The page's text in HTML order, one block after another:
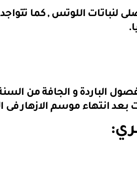
اللوتس , كما تتواجد
الباردة و الجافة من
انتهاء موسم الازهار فى